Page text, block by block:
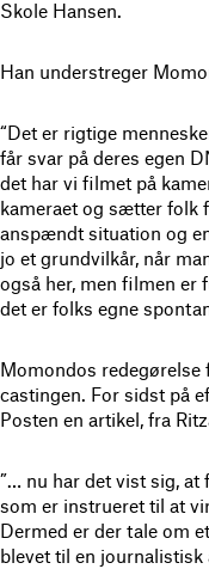
Skole Hansen.
Han understreger
“Det er rigtige
får svar på deres egen
det har vi filmet på
kameraet og sætter folk
anspændt situation og
jo et grundvilkår, når
også her, men filmen
det er folks egne
Momondos redegørelse
castingen. For sidst på
Posten en artikel, fra
”… nu har det vist sig, at
som er instrueret til at
Dermed er der tale om
blevet til en journalistisk